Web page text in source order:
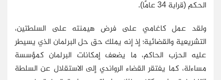
الحكم (قرابة 34 عامًا).
ولقد عمل كاغامي على فرض هيمنته على السلطتين،
التشريعية والقضائية؛ إذ إنه يملك حق حل البرلمان الذي يسيطر
عليه الحزب الحاكم، ما يضعف إمكانات البرلمان كمؤسسة
مساءلة، كما يفتقر القضاء الرواندي إلى الاستقلال عن السلطة